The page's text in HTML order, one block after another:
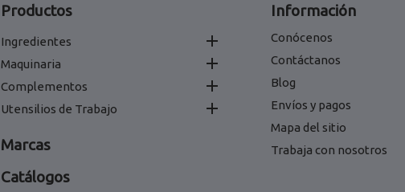
Productos
Ingredientes 
Maquinaria 
Complementos 
Utensilios de Trabajo 
Marcas
Catálogos
Información
Conócenos
Contáctanos
Blog
Envíos y pagos
Mapa del sitio
Trabaja con nosotros